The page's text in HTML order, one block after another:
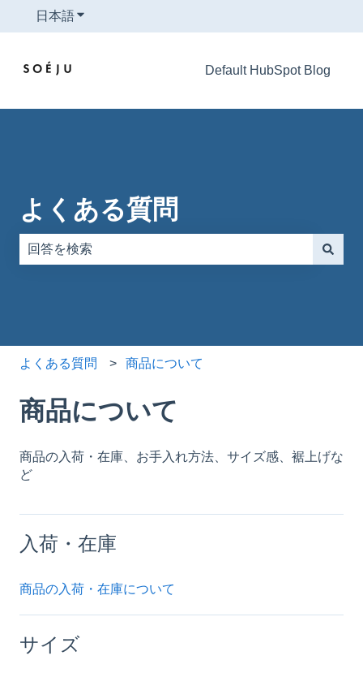
日本語翻訳のサブメニューを表示
Default HubSpot Blog
よくある質問
よくある質問 商品について
商品について
商品の入荷・在庫、お手入れ方法、サイズ感、裾上げな
ど
入荷・在庫
商品の入荷・在庫について
サイズ